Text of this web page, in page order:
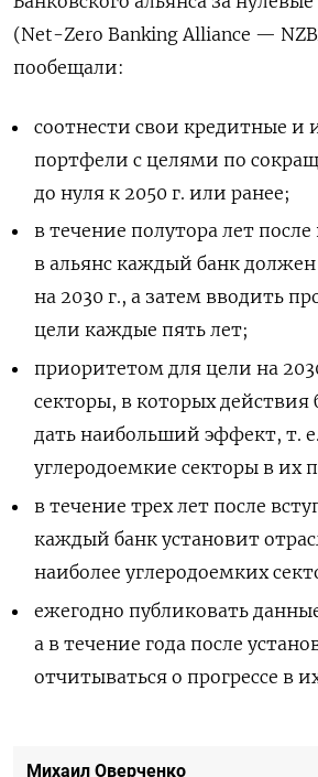
(Net-Zero Banking Alliance —
пообещали:
соотнести свои кредитные и
портфели с целями по
до нуля к 2050 г. или ранее;
в течение полутора лет
в альянс каждый банк
на 2030 г., а затем вводить
цели каждые пять лет;
приоритетом для цели на
секторы, в которых действия
дать наибольший эффект, т.
углеродоемкие секторы в их
в течение трех лет после
каждый банк установит
наиболее углеродоемких
ежегодно публиковать
а в течение года после
отчитываться о прогрессе в
Михаил Оверченко